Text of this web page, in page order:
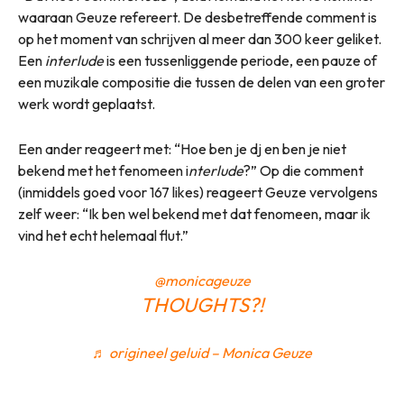
waaraan Geuze refereert. De desbetreffende comment is
op het moment van schrijven al meer dan 300 keer geliket.
Een interludeis een tussenliggende periode, een pauze of
een muzikale compositie die tussen de delen van een groter
werk wordt geplaatst.
Een ander reageert met: “Hoe ben je dj en ben je niet
bekend met het fenomeen interlude?” Op die comment
(inmiddels goed voor 167 likes) reageert Geuze vervolgens
zelf weer: “Ik ben wel bekend met dat fenomeen, maar ik
vind het echt helemaal flut.”
@monicageuze
THOUGHTS?!
♬ origineel geluid – Monica Geuze